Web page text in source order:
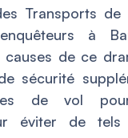
Transports de
à
causes de ce
sécurité
de vol
éviter de tels